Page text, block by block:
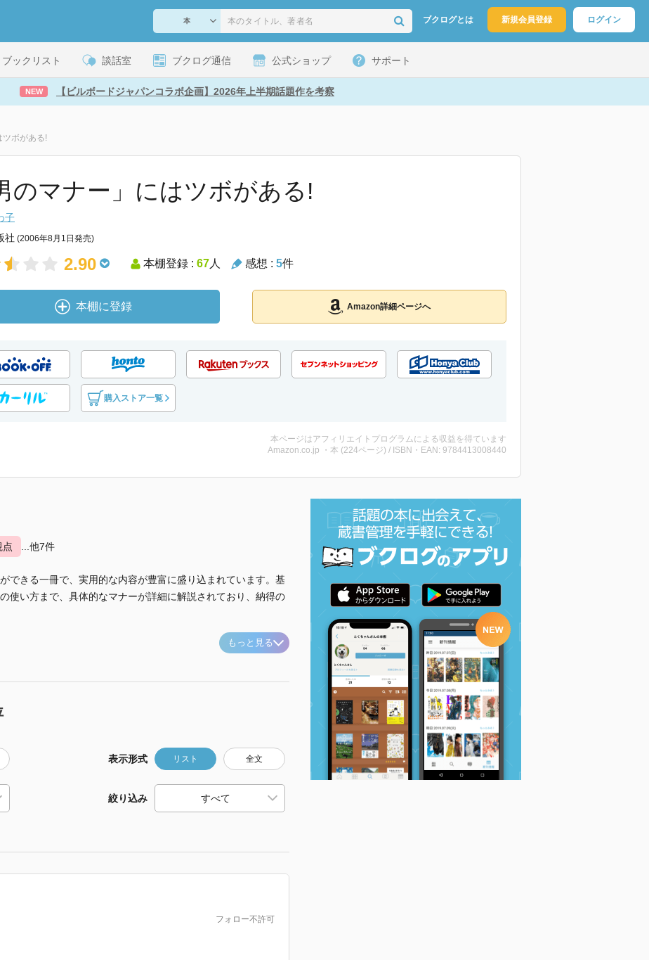
ブクログとは 新規会員登録 ログイン
ブックリスト 談話室 ブクログ通信 公式ショップ サポート
NEW 【ビルボードジャパンコラボ企画】2026年上半期話題作を考察
ツボがある!
のマナー」にはツボがある!
子
社 (2006年8月1日発売)
2.90 本棚登録 : 67人 感想 : 5件
本棚に登録 Amazon詳細ページへ
購入ストア一覧
本ページはアフィリエイトプログラムによる収益を得ています
Amazon.co.jp ・本 (224ページ) / ISBN・EAN: 9784413008440
点 ...他7件
できる一冊で、実用的な内容が豊富に盛り込まれています。基
使い方まで、具体的なマナーが詳細に解説されており、納得の
もっと見る
表示形式 リスト 全文
絞り込み
フォロー不許可